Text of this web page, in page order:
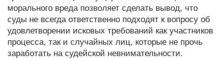
морального вреда позволяет сделать вывод, что
суды не всегда ответственно подходят к вопросу об
удовлетворении исковых требований как участников
процесса, так и случайных лиц, которые не прочь
заработать на судейской невнимательности.